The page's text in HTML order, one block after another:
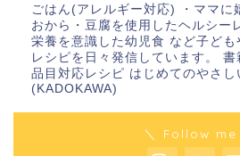
ごはん(アレルギー対応) ・ママに
おから・豆腐を使用したヘルシー
栄養を意識した幼児食 など子ども
レシピを日々発信しています。
品目対応レシピ はじめてのやさし
(KADOKAWA)
＼ Follow me